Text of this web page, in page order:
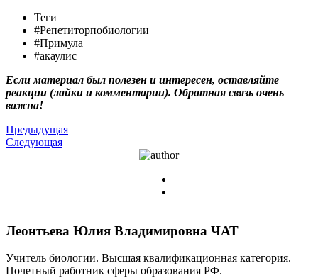
Теги
#Репетиторпобиологии
#Примула
#акаулис
Если материал был полезен и интересен, оставляйте
реакции (лайки и комментарии). Обратная связь очень
важна!
Предыдущая
Следующая
Леонтьева Юлия Владимировна ЧАТ
Учитель биологии. Высшая квалификационная категория.
Почетный работник сферы образования РФ.